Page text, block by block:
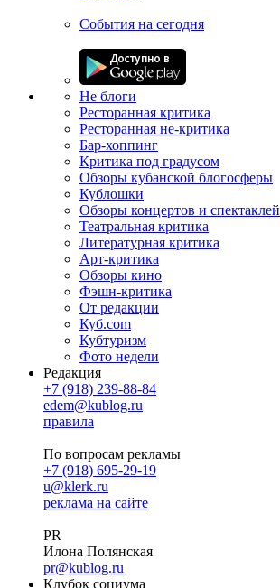
События на сегодня
Не блоги
Ресторанная критика
Ресторанная не-критика
Бар-хоппинг
Критика под градусом
Обзоры кубанской блогосферы
Кублошки
Обзоры концертов и спектаклей
Театральная критика
Литературная критика
Арт-критика
Обзоры кино
Фэшн-критика
От редакции
Куб.com
Кубтуризм
Фото недели
Редакция
+7 (918) 239-88-84
edem@kublog.ru
правила
По вопросам рекламы
+7 (918) 695-29-19
u@klerk.ru
реклама на сайте
PR
Илона Полянская
pr@kublog.ru
Клубок социума